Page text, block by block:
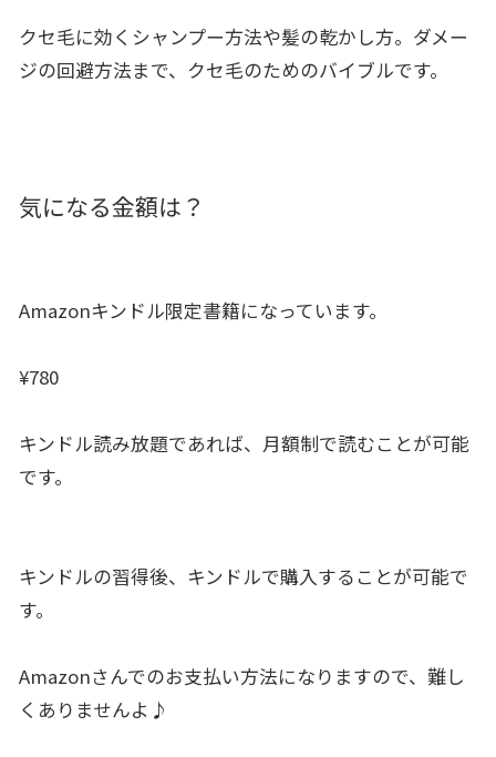
クセ毛に効くシャンプー方法や髪の乾かし方。ダメー
ジの回避方法まで、クセ毛のためのバイブルです。
気になる金額は？
Amazonキンドル限定書籍になっています。
¥780
キンドル読み放題であれば、月額制で読むことが可能
です。
キンドルの習得後、キンドルで購入することが可能で
す。
Amazonさんでのお支払い方法になりますので、難し
くありませんよ♪